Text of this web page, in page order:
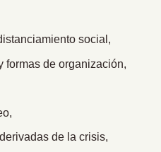
social,
formas de organización,
de la crisis,